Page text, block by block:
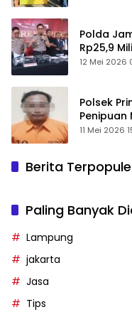
Polda
Rp25,9
12 Mei 2026
Polsek
Penipuan
11 Mei 2026
Berita
Paling Banyak
Lampung
jakarta
Jasa
Tips